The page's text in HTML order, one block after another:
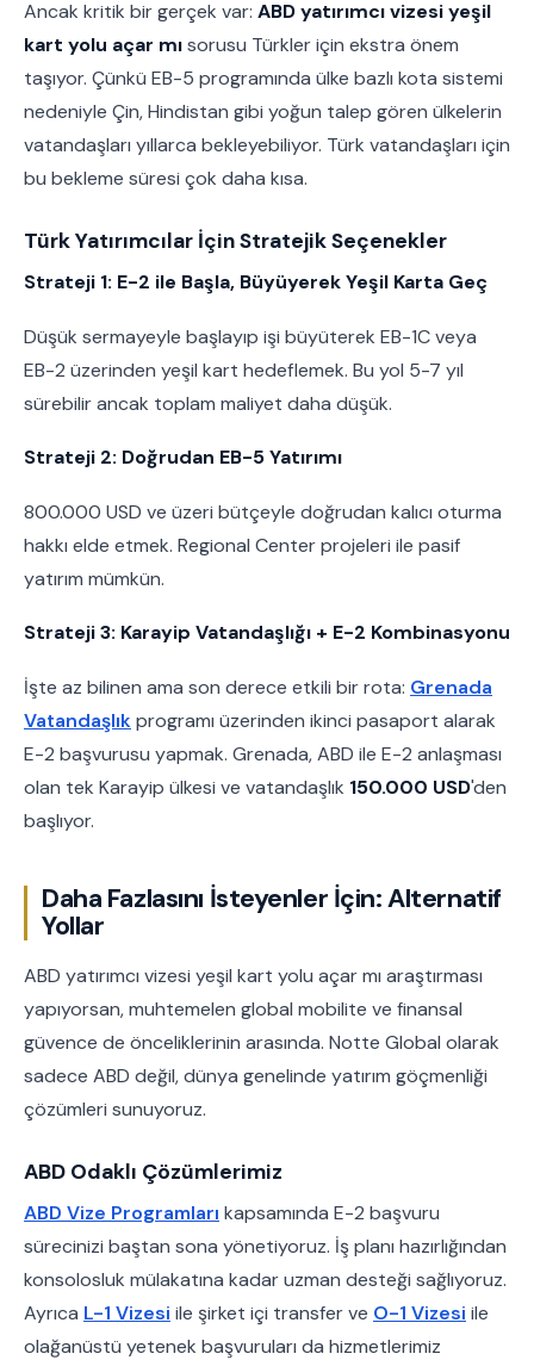
Ancak kritik bir gerçek var: ABD yatırımcı vizesi yeşil
kart yolu açar mısorusu Türkler için ekstra önem
taşıyor. Çünkü EB-5 programında ülke bazlı kota sistemi
nedeniyle Çin, Hindistan gibi yoğun talep gören ülkelerin
vatandaşları yıllarca bekleyebiliyor. Türk vatandaşları için
bu bekleme süresi çok daha kısa.
Türk Yatırımcılar İçin Stratejik Seçenekler
Strateji 1: E-2 ile Başla, Büyüyerek Yeşil Karta Geç
Düşük sermayeyle başlayıp işi büyüterek EB-1C veya
EB-2 üzerinden yeşil kart hedeflemek. Bu yol 5-7 yıl
sürebilir ancak toplam maliyet daha düşük.
Strateji 2: Doğrudan EB-5 Yatırımı
800.000 USD ve üzeri bütçeyle doğrudan kalıcı oturma
hakkı elde etmek. Regional Center projeleri ile pasif
yatırım mümkün.
Strateji 3: Karayip Vatandaşlığı + E-2 Kombinasyonu
İşte az bilinen ama son derece etkili bir rota: Grenada
Vatandaşlıkprogramı üzerinden ikinci pasaport alarak
E-2 başvurusu yapmak. Grenada, ABD ile E-2 anlaşması
olan tek Karayip ülkesi ve vatandaşlık 150.000 USD'den
başlıyor.
Daha Fazlasını İsteyenler İçin: Alternatif
Yollar
ABD yatırımcı vizesi yeşil kart yolu açar mı araştırması
yapıyorsan, muhtemelen global mobilite ve finansal
güvence de önceliklerinin arasında. Notte Global olarak
sadece ABD değil, dünya genelinde yatırım göçmenliği
çözümleri sunuyoruz.
ABD Odaklı Çözümlerimiz
ABD Vize Programları kapsamında E-2 başvuru
sürecinizi baştan sona yönetiyoruz. İş planı hazırlığından
konsolosluk mülakatına kadar uzman desteği sağlıyoruz.
Ayrıca L-1 Vizesi ile şirket içi transfer ve O-1 Vizesi ile
olağanüstü yetenek başvuruları da hizmetlerimiz